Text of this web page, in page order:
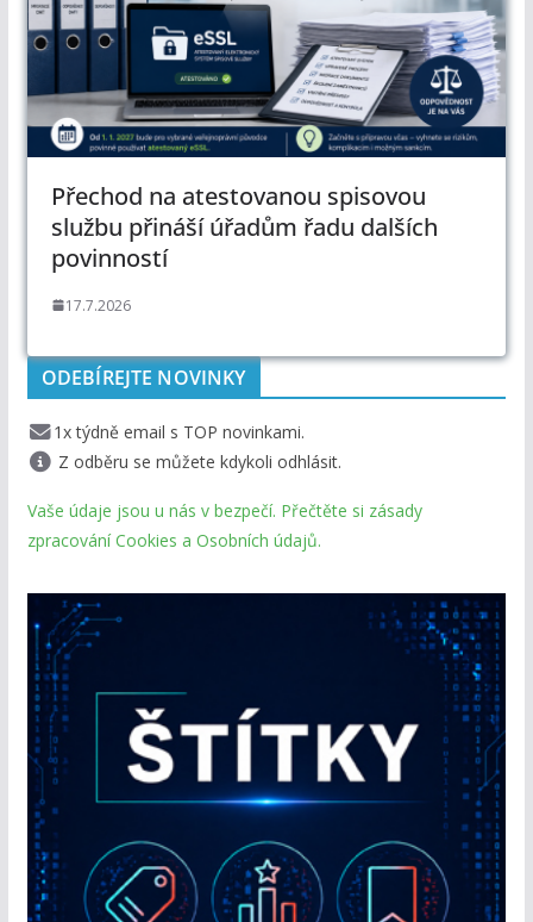
Přechod na atestovanou spisovou
službu přináší úřadům řadu dalších
povinností
17.7.2026
ODEBÍREJTE NOVINKY
1x týdně email s TOP novinkami.
Z odběru se můžete kdykoli odhlásit.
Vaše údaje jsou u nás v bezpečí. Přečtěte si zásady
zpracování Cookies a Osobních údajů.